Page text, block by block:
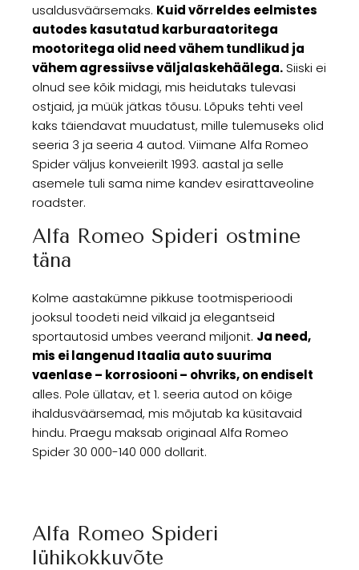
usaldusväärsemaks. Kuid võrreldes eelmistes
autodes kasutatud karburaatoritega
mootoritega olid need vähem tundlikud ja
vähem agressiivse väljalaskehäälega.Siiski ei
olnud see kõik midagi, mis heidutaks tulevasi
ostjaid, ja müük jätkas tõusu. Lõpuks tehti veel
kaks täiendavat muudatust, mille tulemuseks olid
seeria 3 ja seeria 4 autod. Viimane Alfa Romeo
Spider väljus konveierilt 1993. aastal ja selle
asemele tuli sama nime kandev esirattaveoline
roadster.
Alfa Romeo Spideri ostmine
täna
Kolme aastakümne pikkuse tootmisperioodi
jooksul toodeti neid vilkaid ja elegantseid
sportautosid umbes veerand miljonit. Ja need,
mis ei langenud Itaalia auto suurima
vaenlase – korrosiooni – ohvriks, on endiselt
alles. Pole üllatav, et 1. seeria autod on kõige
ihaldusväärsemad, mis mõjutab ka küsitavaid
hindu. Praegu maksab originaal Alfa Romeo
Spider 30 000-140 000 dollarit.
Alfa Romeo Spideri
lühikokkuvõte